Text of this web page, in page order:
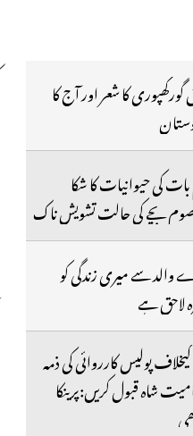
کا شعر اور آج کا
کی حیوانیات کا شکا
بچے کی حالت تشویش ناک
والد سے میری زندگی کو
لاحق ہے
پولیس کارروائی کی ذمہ
شاہ قبول کریں:پرینکا